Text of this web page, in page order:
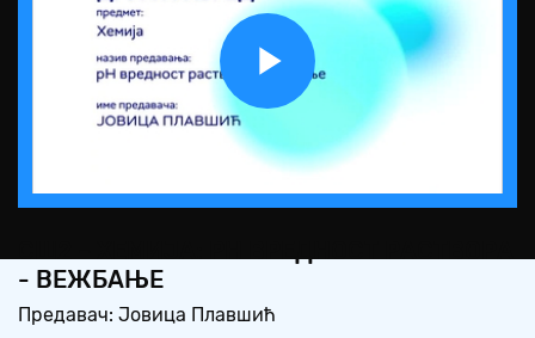
Play
Video
- ВЕЖБАЊЕ
Предавач: Јовица Плавшић